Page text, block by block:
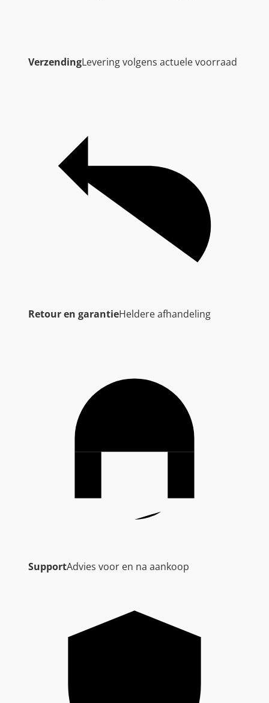
VerzendingLevering volgens actuele voorraad
Retour en garantieHeldere afhandeling
SupportAdvies voor en na aankoop